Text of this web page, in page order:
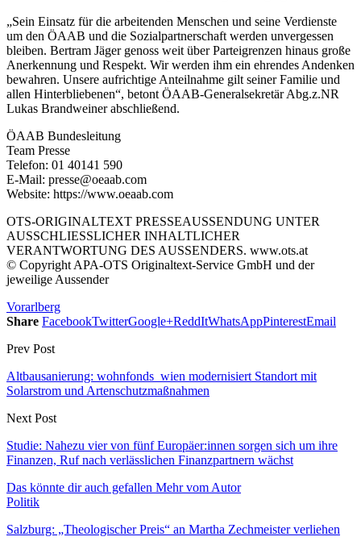
„Sein Einsatz für die arbeitenden Menschen und seine Verdienste
um den ÖAAB und die Sozialpartnerschaft werden unvergessen
bleiben. Bertram Jäger genoss weit über Parteigrenzen hinaus große
Anerkennung und Respekt. Wir werden ihm ein ehrendes Andenken
bewahren. Unsere aufrichtige Anteilnahme gilt seiner Familie und
allen Hinterbliebenen“, betont ÖAAB-Generalsekretär Abg.z.NR
Lukas Brandweiner abschließend.
ÖAAB Bundesleitung
Team Presse
Telefon: 01 40141 590
E-Mail: presse@oeaab.com
Website: https://www.oeaab.com
OTS-ORIGINALTEXT PRESSEAUSSENDUNG UNTER
AUSSCHLIESSLICHER INHALTLICHER
VERANTWORTUNG DES AUSSENDERS. www.ots.at
© Copyright APA-OTS Originaltext-Service GmbH und der
jeweilige Aussender
Vorarlberg
Share FacebookTwitterGoogle+ReddItWhatsAppPinterestEmail
Prev Post
Altbausanierung: wohnfonds_wien modernisiert Standort mit
Solarstrom und Artenschutzmaßnahmen
Next Post
Studie: Nahezu vier von fünf Europäer:innen sorgen sich um ihre
Finanzen, Ruf nach verlässlichen Finanzpartnern wächst
Das könnte dir auch gefallen Mehr vom Autor
Politik
Salzburg: „Theologischer Preis“ an Martha Zechmeister verliehen